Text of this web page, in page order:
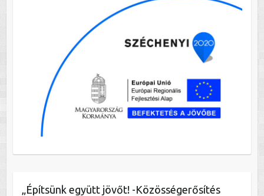
„Építsünk együtt jövőt! -Közösségerősítés